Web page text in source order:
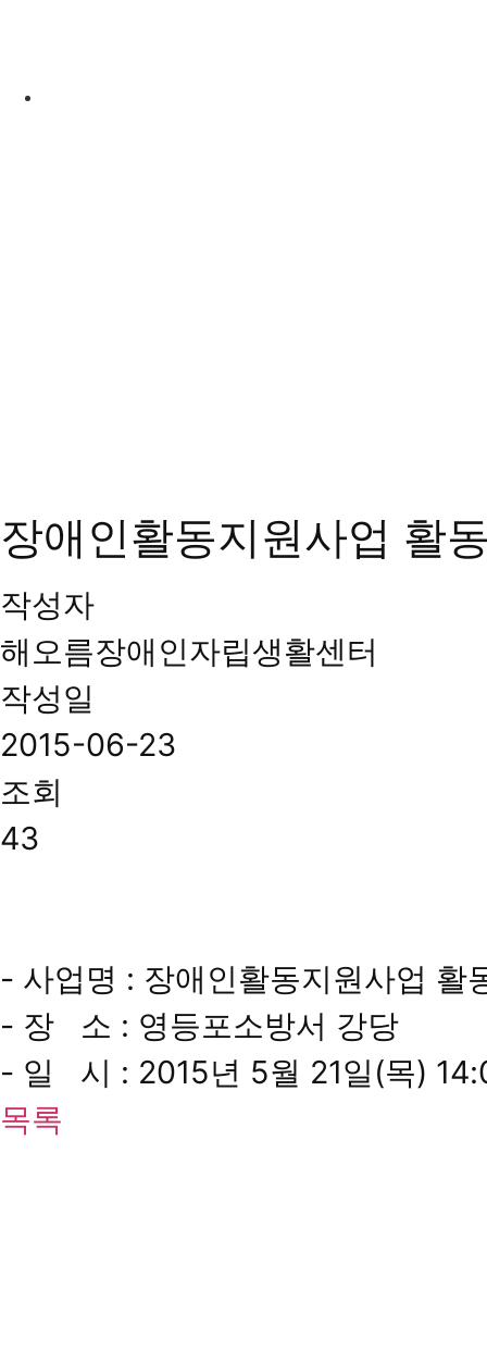
장애인활동지원사업 활
작성자
해오름장애인자립생활센터
작성일
2015-06-23
조회
43
- 사업명 : 장애인활동지원사업 활
- 장 소 : 영등포소방서 강당
- 일 시 : 2015년 5월 21일(목)
목록